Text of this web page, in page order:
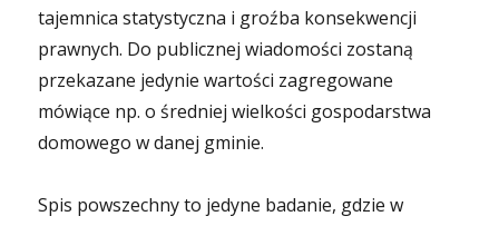
tajemnica statystyczna i groźba konsekwencji
prawnych. Do publicznej wiadomości zostaną
przekazane jedynie wartości zagregowane
mówiące np. o średniej wielkości gospodarstwa
domowego w danej gminie.
Spis powszechny to jedyne badanie, gdzie w